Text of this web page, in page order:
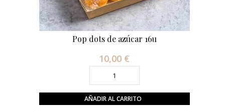
Pop dots de azúcar 16u
10,00 €
AÑADIR AL CARRITO